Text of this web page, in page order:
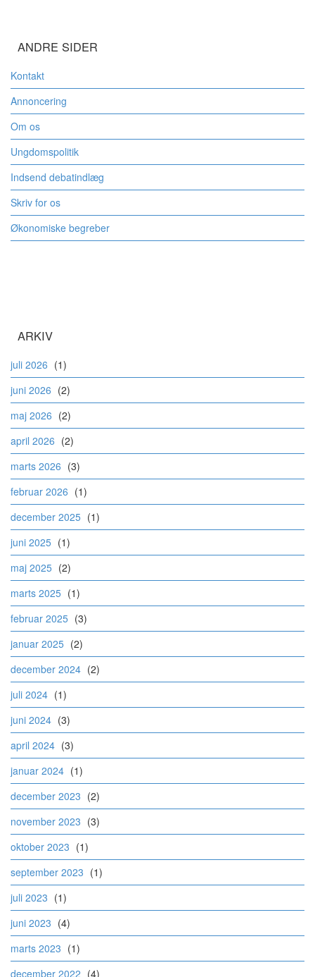
ANDRE SIDER
Kontakt
Annoncering
Om os
Ungdomspolitik
Indsend debatindlæg
Skriv for os
Økonomiske begreber
ARKIV
juli 2026 (1)
juni 2026 (2)
maj 2026 (2)
april 2026 (2)
marts 2026 (3)
februar 2026 (1)
december 2025 (1)
juni 2025 (1)
maj 2025 (2)
marts 2025 (1)
februar 2025 (3)
januar 2025 (2)
december 2024 (2)
juli 2024 (1)
juni 2024 (3)
april 2024 (3)
januar 2024 (1)
december 2023 (2)
november 2023 (3)
oktober 2023 (1)
september 2023 (1)
juli 2023 (1)
juni 2023 (4)
marts 2023 (1)
december 2022 (4)